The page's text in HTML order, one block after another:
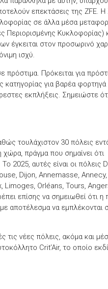
επεκτάσεις της ZFE. Η
σε άλλα μέσα
Περιορισμένης Κυκλοφορίας)
έγκειται στον προσωρινό
ισχύ.
Πρόκειται για
​​κατηγορίας για βαρέα
εκπλήξεις. Σημειώστε
τουλάχιστον 30 πόλεις
πράγμα που σημαίνει ότι
2025, αυτές είναι οι πόλεις
Dijon, Annemasse,
Limoges, Orléans, Tours,
επίσης να σημειωθεί ότι η
αποτέλεσμα να εμπλέκονται
τις νέες πόλεις, ακόμα και
Crit’Air, το οποίο